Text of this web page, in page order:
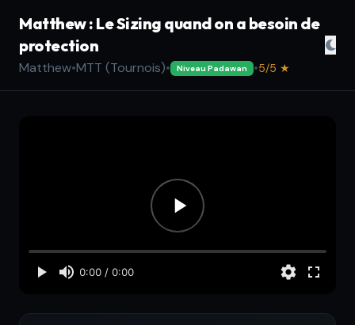
Matthew : Le Sizing quand on a besoin de
protection
Matthew•MTT (Tournois)• Niveau Padawan •5/5 ★